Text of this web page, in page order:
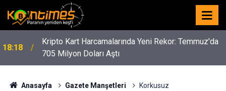
18:18
Kripto Kart Harcamalarında Yeni Rekor: Temmuz'da
705 Milyon Doları Aştı
Anasayfa Gazete Manşetleri Korkusuz